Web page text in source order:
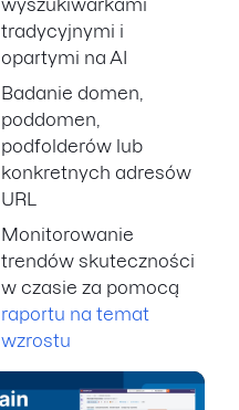
wyszukiwarkami
tradycyjnymi i
opartymi na AI
Badanie domen,
poddomen,
podfolderów lub
konkretnych adresów
URL
Monitorowanie
trendów skuteczności
w czasie za pomocą
raportu na temat
wzrostu